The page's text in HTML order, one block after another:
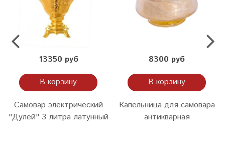
13350 руб
В корзину
Самовар электрический
"Дулей" 3 литра латунный
8300 руб
В корзину
Капельница для самовара
антикварная